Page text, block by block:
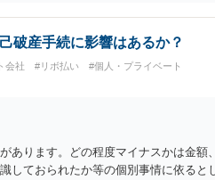
破産手続に影響はあるか？
会社 #リボ払い #個人・プライベート
あります。どの程度マイナスかは金額
しておられたか等の個別事情に依ると